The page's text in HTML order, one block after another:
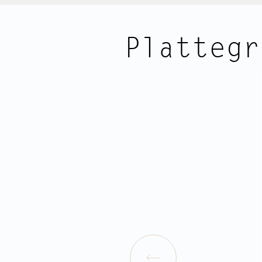
sieradenzaken, kleine winkels en
of diner. Geen gehypte drukte
allemaal op korte loopafstand. Voor
Brandon of de Noordermarkt voor
busverbindingen in de directe
INDELING
Via het recent opgeknapte